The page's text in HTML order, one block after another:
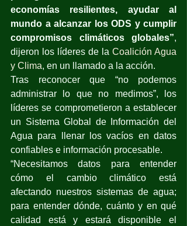
economías resilientes, ayudar al
mundo a alcanzar los ODS y cumplir
compromisos climáticos globales”,
dijeron los líderes de la Coalición Agua
y Clima, en un llamado a la acción.
Tras reconocer que “no podemos
administrar lo que no medimos”, los
líderes se comprometieron a establecer
un Sistema Global de Información del
Agua para llenar los vacíos en datos
confiables e información procesable.
“Necesitamos datos para entender
cómo el cambio climático está
afectando nuestros sistemas de agua;
para entender dónde, cuánto y en qué
calidad está y estará disponible el